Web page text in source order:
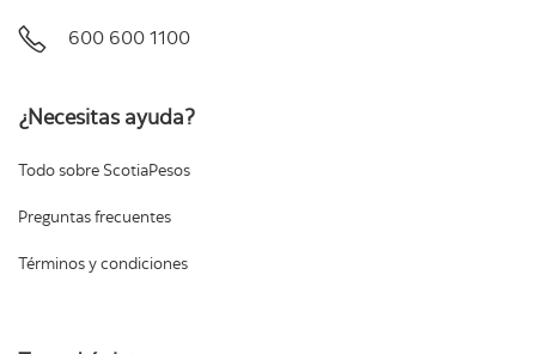
600 600 1100
¿Necesitas ayuda?
Todo sobre ScotiaPesos
Preguntas frecuentes
Términos y condiciones